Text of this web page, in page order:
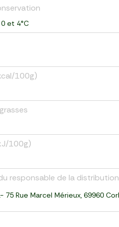
et 4°C
100g)
100g)
responsable de la distribution
75 Rue Marcel Mérieux, 69960